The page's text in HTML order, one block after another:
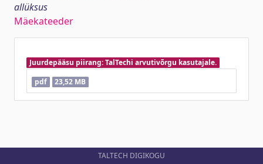
allüksus
Mäekateeder
Juurdepääsu piirang: TalTechi arvutivõrgu kasutajale.
pdf
23,52 MB
TALTECH DIGIKOGU